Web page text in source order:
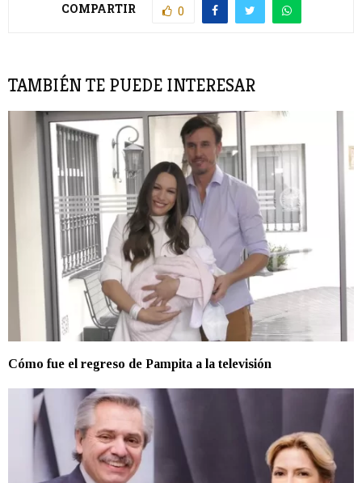
COMPARTIR 0
TAMBIÉN TE PUEDE INTERESAR
Cómo fue el regreso de Pampita a la televisión